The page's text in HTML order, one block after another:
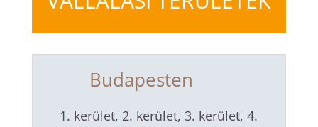
Budapesten
1. kerület, 2. kerület, 3. kerület, 4.